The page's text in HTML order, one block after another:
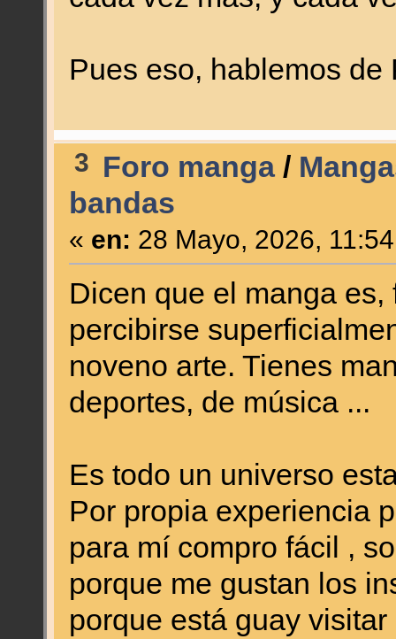
Pues eso, hablemos de
3 Foro manga/
bandas
« en: 28 Mayo, 2026,
Dicen que el manga
percibirse
noveno arte. Tienes
deportes, de música ...
Es todo un universo
Por propia experiencia
para mí compro fácil ,
porque me gustan los
porque está guay